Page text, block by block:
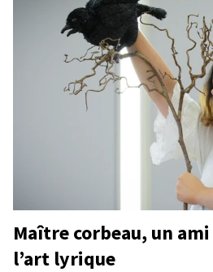
Maître corbeau, un
l’art lyrique